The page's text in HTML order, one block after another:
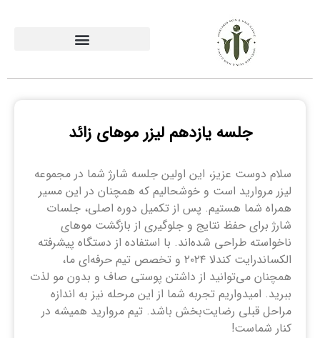
جلسه یازدهم لیزر موهای زائد
سلام دوست عزیز، این اولین جلسه شارژ شما در مجموعه
لیزر مروارید است و خوشحالیم که همچنان در این مسیر
همراه شما هستیم. پس از تکمیل دوره اصلی، جلسات
شارژ برای حفظ نتایج و جلوگیری از بازگشت موهای
ناخواسته طراحی شده‌اند. با استفاده از دستگاه پیشرفته
الکساندرایت کندلا ۲۰۲۴ و تخصص تیم حرفه‌ای ما،
همچنان می‌توانید از داشتن پوستی صاف و بدون مو لذت
ببرید. امیدواریم تجربه شما از این مرحله نیز به اندازه
مراحل قبلی رضایت‌بخش باشد. تیم مروارید همیشه در
کنار شماست!